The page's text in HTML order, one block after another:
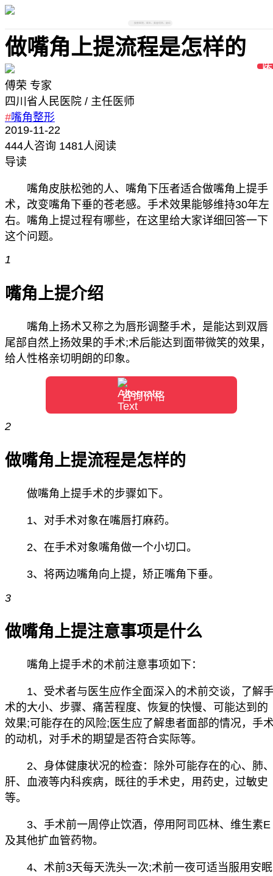
搜索医院、医生、美容项目、部位
做嘴角上提流程是怎样的
傅荣 专家
四川省人民医院 / 主任医师
医
生
#嘴角整形
2019-11-22
444人咨询 1481人阅读
导读
嘴角皮肤松弛的人、嘴角下压者适合做嘴角上提手
术，改变嘴角下垂的苍老感。手术效果能够维持30年左
右。嘴角上提过程有哪些，在这里给大家详细回答一下
这个问题。
1
嘴角上提介绍
嘴角上扬术又称之为唇形调整手术，是能达到双唇
尾部自然上扬效果的手术;术后能达到面带微笑的效果，
给人性格亲切明朗的印象。
咨询价格
2
做嘴角上提流程是怎样的
做嘴角上提手术的步骤如下。
1、对手术对象在嘴唇打麻药。
2、在手术对象嘴角做一个小切口。
3、将两边嘴角向上提，矫正嘴角下垂。
3
做嘴角上提注意事项是什么
嘴角上提手术的术前注意事项如下：
1、受术者与医生应作全面深入的术前交谈，了解
术的大小、步骤、痛苦程度、恢复的快慢、可能达到的
效果;可能存在的风险;医生应了解患者面部的情况，手
的动机，对手术的期望是否符合实际等。
2、身体健康状况的检查：除外可能存在的心、肺
肝、血液等内科疾病，既往的手术史，用药史，过敏史
等。
3、手术前一周停止饮酒，停用阿司匹林、维生素E
及其他扩血管药物。
4、术前3天每天洗头一次;术前一夜可适当服用安眠